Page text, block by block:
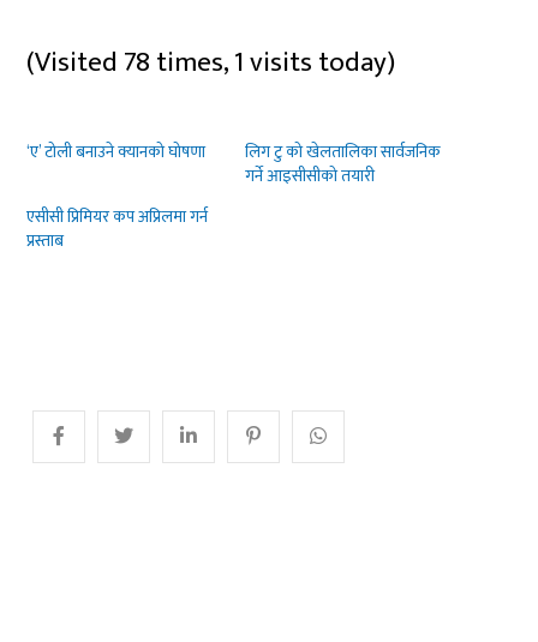
(Visited 78 times, 1 visits today)
‘ए’ टोली बनाउने क्यानको घोषणा
लिग टु को खेलतालिका सार्वजनिक
गर्ने आइसीसीको तयारी
एसीसी प्रिमियर कप अप्रिलमा गर्न
प्रस्ताब